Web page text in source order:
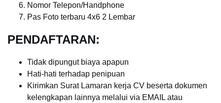
Nomor Telepon/Handphone
Pas Foto terbaru 4x6 2 Lembar
PENDAFTARAN:
Tidak dipungut biaya apapun
Hati-hati terhadap penipuan
Kirimkan Surat Lamaran kerja CV beserta dokumen
kelengkapan lainnya melalui via EMAIL atau